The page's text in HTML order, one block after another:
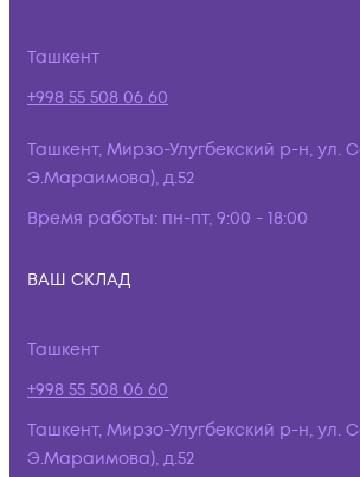
Ташкент
+998 55 508 06 60
Ташкент, Мирзо-Улугбекский р-н, ул.
Э.Мараимова), д.52
Время работы: пн-пт, 9:00 - 18:00
ВАШ СКЛАД
Ташкент
+998 55 508 06 60
Ташкент, Мирзо-Улугбекский р-н, ул.
Э.Мараимова), д.52